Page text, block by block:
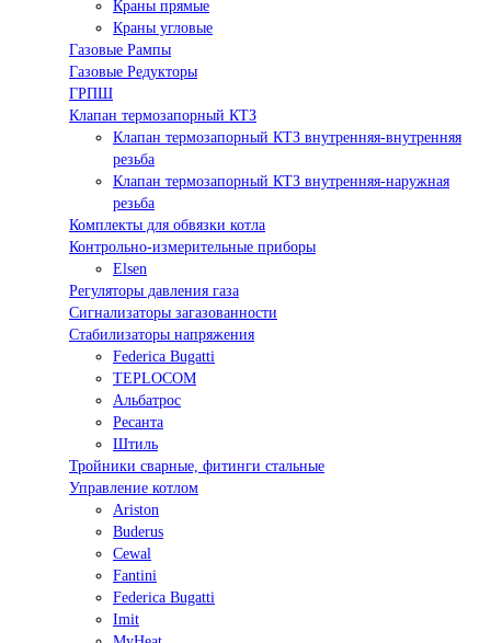
Краны прямые
Краны угловые
Газовые Рампы
Газовые Редукторы
ГРПШ
Клапан термозапорный КТЗ
Клапан термозапорный КТЗ внутренняя-внутренняя
резьба
Клапан термозапорный КТЗ внутренняя-наружная
резьба
Комплекты для обвязки котла
Контрольно-измерительные приборы
Elsen
Регуляторы давления газа
Сигнализаторы загазованности
Стабилизаторы напряжения
Federica Bugatti
TEPLOCOM
Альбатрос
Ресанта
Штиль
Тройники сварные, фитинги стальные
Управление котлом
Ariston
Buderus
Cewal
Fantini
Federica Bugatti
Imit